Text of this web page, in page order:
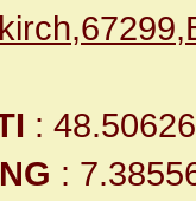
:
: